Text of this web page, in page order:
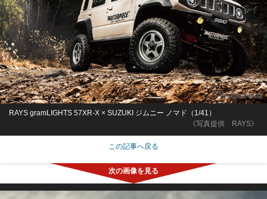
《写真提供 RAYS》
RAYS gramLIGHTS 57XR-X × SUZUKI ジムニー ノマド（1/41）
この記事へ戻る